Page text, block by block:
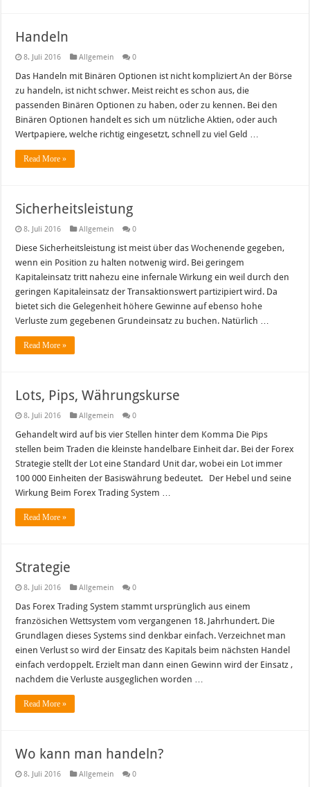
Handeln
8. Juli 2016 Allgemein 0
Das Handeln mit Binären Optionen ist nicht kompliziert An der Börse
zu handeln, ist nicht schwer. Meist reicht es schon aus, die
passenden Binären Optionen zu haben, oder zu kennen. Bei den
Binären Optionen handelt es sich um nützliche Aktien, oder auch
Wertpapiere, welche richtig eingesetzt, schnell zu viel Geld …
Read More »
Sicherheitsleistung
8. Juli 2016 Allgemein 0
Diese Sicherheitsleistung ist meist über das Wochenende gegeben,
wenn ein Position zu halten notwenig wird. Bei geringem
Kapitaleinsatz tritt nahezu eine infernale Wirkung ein weil durch den
geringen Kapitaleinsatz der Transaktionswert partizipiert wird. Da
bietet sich die Gelegenheit höhere Gewinne auf ebenso hohe
Verluste zum gegebenen Grundeinsatz zu buchen. Natürlich …
Read More »
Lots, Pips, Währungskurse
8. Juli 2016 Allgemein 0
Gehandelt wird auf bis vier Stellen hinter dem Komma Die Pips
stellen beim Traden die kleinste handelbare Einheit dar. Bei der Forex
Strategie stellt der Lot eine Standard Unit dar, wobei ein Lot immer
100 000 Einheiten der Basiswährung bedeutet. Der Hebel und seine
Wirkung Beim Forex Trading System …
Read More »
Strategie
8. Juli 2016 Allgemein 0
Das Forex Trading System stammt ursprünglich aus einem
französichen Wettsystem vom vergangenen 18. Jahrhundert. Die
Grundlagen dieses Systems sind denkbar einfach. Verzeichnet man
einen Verlust so wird der Einsatz des Kapitals beim nächsten Handel
einfach verdoppelt. Erzielt man dann einen Gewinn wird der Einsatz ,
nachdem die Verluste ausgeglichen worden …
Read More »
Wo kann man handeln?
8. Juli 2016 Allgemein 0